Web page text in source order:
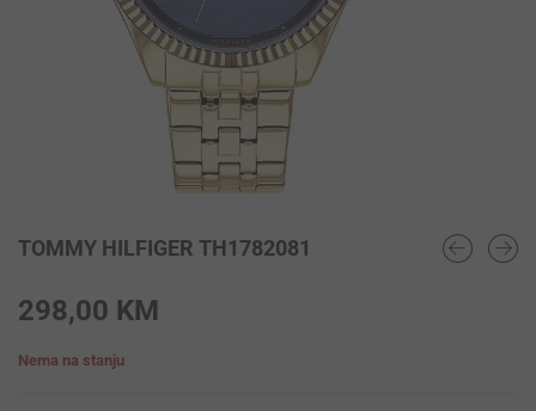
TOMMY HILFIGER TH1782081
298,00 KM
Nema na stanju